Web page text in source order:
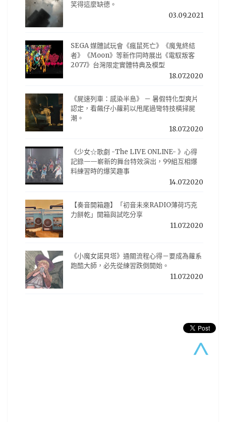
笑得這麼缺德。
03.09.2021
SEGA 媒體試玩會《瘋鼠死亡》《魔鬼終結
者》《Moon》等新作同時展出《電馭叛客
2077》台灣限定實體特典及模型
18.07.2020
《屍速列車：感染半島》 － 暑假特化型爽片
認定，看飆仔小蘿莉以甩尾過彎特技橫掃屍
潮。
18.07.2020
《少女☆歌劇 -The LIVE ONLINE- 》心得
記錄——嶄新的舞台特效演出，99組互相爆
料練習時的爆笑趣事
14.07.2020
【奏音開箱趣】「初音未來RADIO薄荷巧克
力餅乾」開箱與試吃分享
11.07.2020
《小魔女諾貝塔》通關流程心得－要成為蘿系
跑酷大師，必先從練習跌倒開始。
11.07.2020